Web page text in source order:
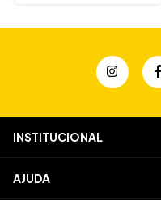
INSTITUCIONAL
AJUDA